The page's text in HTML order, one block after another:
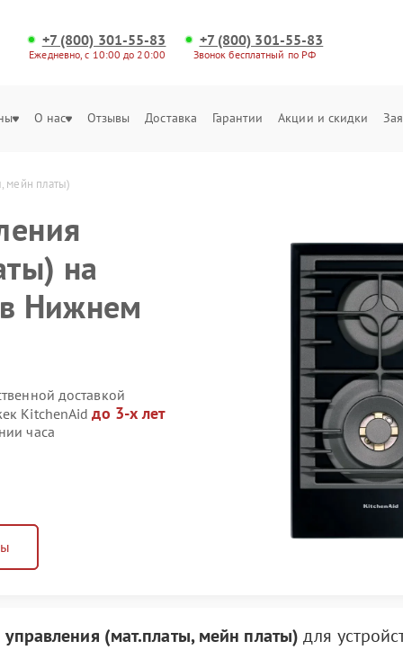
+7 (800) 301-55-83
Ежедневно, с 10:00 до 20:00
+7 (800) 301-55-83
Звонок бесплатный по РФ
О нас Отзывы Доставка Гарантии Акции и скидки
мейн платы)
на
Нижнем
доставкой
KitchenAidдо 3-х лет
часа
(мат.платы, мейн платы) для